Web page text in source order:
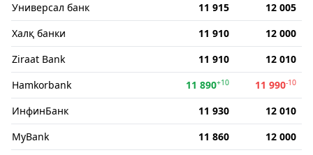
Универсал банк
11 915
12 005
Халқ банки
11 910
12 000
Ziraat Bank
11 910
12 010
Hamkorbank
11 890+10 11 990-10
ИнфинБанк 11 930
12 010
MyBank
11 860
12 000